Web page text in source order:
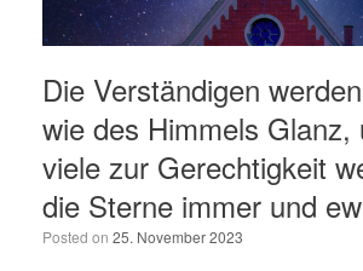
Die Verständigen
wie des Himmels Glanz,
viele zur Gerechtigkeit
die Sterne immer und
Posted on 25. November 2023